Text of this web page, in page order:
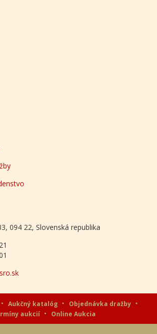
094 22, Slovenská republika
Aukčný katalóg
Objednávka dražby
aukcií
Online Aukcia